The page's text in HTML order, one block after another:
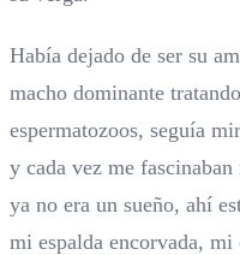
Había dejado de ser su
macho dominante
espermatozoos, seguía
y cada vez me
ya no era un sueño, ahí
mi espalda encorvada,